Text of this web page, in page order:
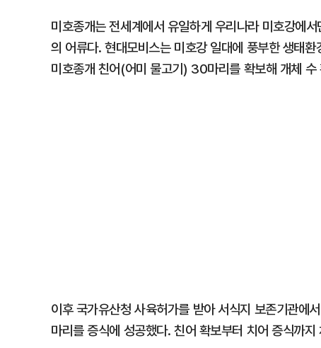
미호종개는 전세계에서 유일하게 우리나라 미호강에
의 어류다. 현대모비스는 미호강 일대에 풍부한 생태
미호종개 친어(어미 물고기) 30마리를 확보해 개체 수
이후 국가유산청 사육허가를 받아 서식지 보존기관
마리를 증식에 성공했다. 친어 확보부터 치어 증식까